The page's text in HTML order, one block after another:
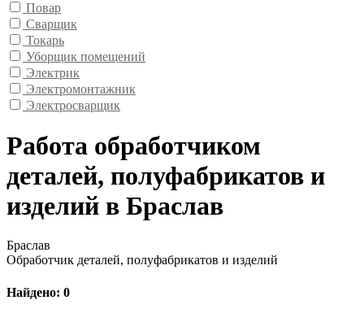
Повар
Сварщик
Токарь
Уборщик помещений
Электрик
Электромонтажник
Электросварщик
Работа обработчиком
деталей, полуфабрикатов и
изделий в Браслав
Браслав
Обработчик деталей, полуфабрикатов и изделий
Найдено: 0